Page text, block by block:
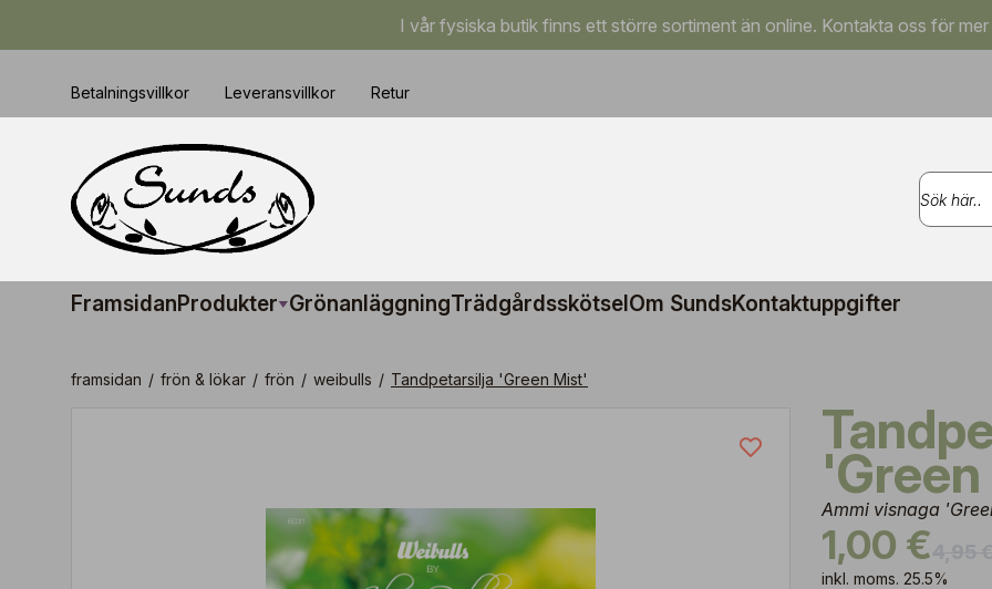
I vår fysiska butik finns ett större sortiment än online. Kontakta oss för
Betalningsvillkor Leveransvillkor Retur
FramsidanProdukter GrönanläggningTrädgårdsskötsel Om SundsKontaktuppgifter
framsidan / frön & lökar / frön / weibulls / Tandpetarsilja 'Green Mist'
Tandpetarsilja
Ammi visnaga
1,00 €
inkl. moms. 25.5%